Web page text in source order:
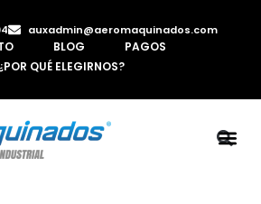
auxadmin@aeromaquinados.com
BLOG
PAGOS
QUÉ ELEGIRNOS?